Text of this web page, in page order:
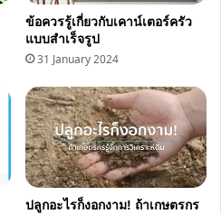
ข้อควรรู้เกี่ยวกับเคาน์เตอร์ครัว
แบบสำเร็จรูป
31 January 2024
ปลูกอะไรก็งอกงาม! ถ้าเกษตรกร